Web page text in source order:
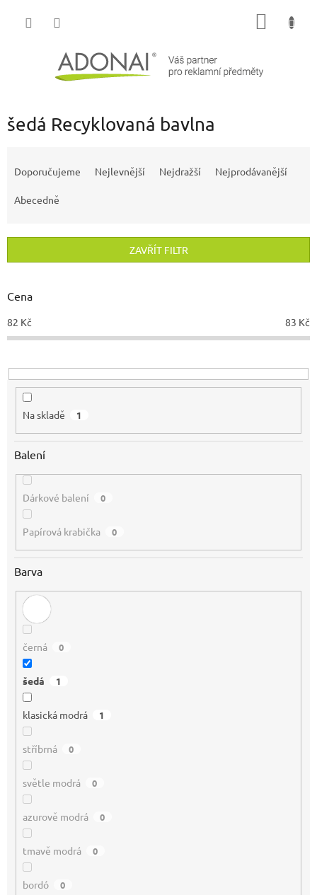
šedá Recyklovaná bavlna
r
d
k
t
Doporučujeme Nejlevnější Nejdražší Nejprodávanější
Abecedně
ZAVŘÍT FILTR
Cena
82 Kč 83 Kč
Na skladě 1
Balení
Dárkové balení 0
Papírová krabička 0
Barva
černá 0
šedá 1
klasická modrá 1
stříbrná 0
světle modrá 0
azurově modrá 0
tmavě modrá 0
bordó 0